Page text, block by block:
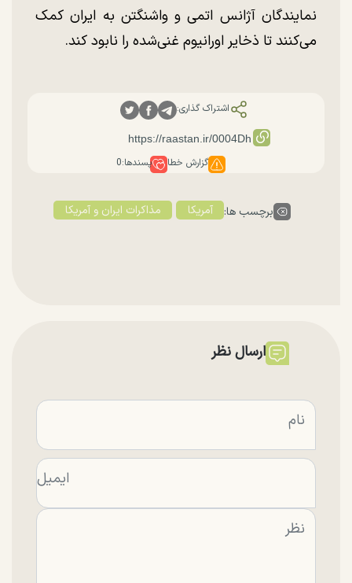
نمایندگان آژانس اتمی و واشنگتن به ایران کمک
می‌کنند تا ذخایر اورانیوم غنی‌شده را نابود کند.
اشتراک گذاری:
گزارش خطا پسندها:0
برچسب ها: آمریکا مذاکرات ایران و آمریکا
ارسال نظر